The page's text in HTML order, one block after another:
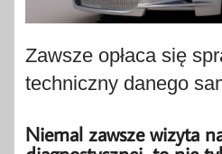
Zawsze opłaca się
techniczny danego
Niemal zawsze wizyta